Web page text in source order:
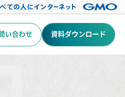
い合わせ 資料ダウンロード